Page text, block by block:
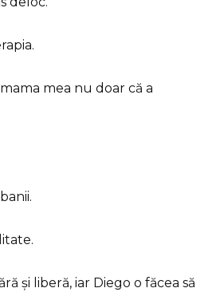
mea nu doar că a
și liberă, iar Diego o făcea să